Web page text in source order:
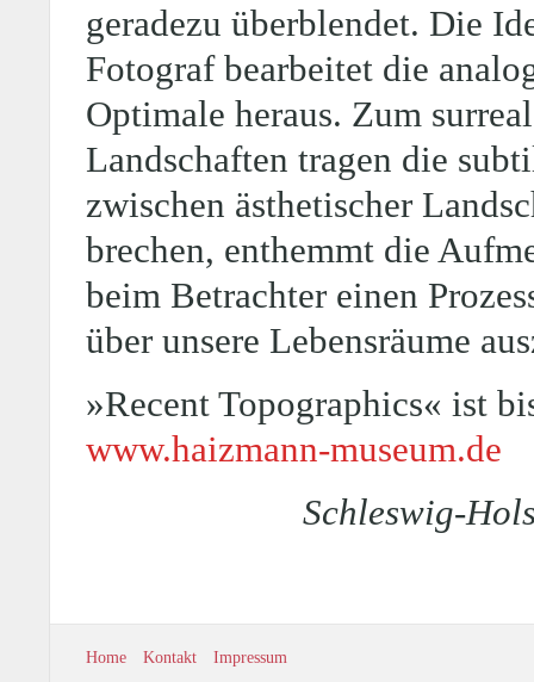
geradezu überblendet. Die
Fotograf bearbeitet die
Optimale heraus. Zum
Landschaften tragen die
zwischen ästhetischer
brechen, enthemmt die
beim Betrachter einen
über unsere Lebensräume
»Recent Topographics« ist
www.haizmann-museum.de
Schleswig-
Home Kontakt Impressum